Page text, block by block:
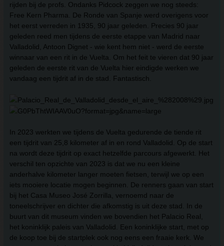
rijden bij de profs. Ondanks Pidcock zeggen we nog steeds:
Free Kern Pharma. De Ronde van Spanje werd overigens voor
het eerst verreden in 1935, 90 jaar geleden. Precies 90 jaar
geleden reed men tijdens de eerste etappe van Madrid naar
Valladolid, Antoon Dignet - wie kent hem niet - werd de eerste
winnaar van een rit in de Vuelta. Om het feit te vieren dat 90 jaar
geleden de eerste rit van de Vuelta hier eindigde werken we
vandaag een tijdrit af in de stad. Fantastisch.
In 2023 werkten we tijdens de Vuelta gedurende de tiende rit
een tijdrit van 25,8 kilometer af in en rond Valladolid. Op de start
na wordt deze tijdrit op exact hetzelfde parcours afgewerkt. Het
verschil ten opzichte van 2023 is dat we nu een kleine
anderhalve kilometer langer moeten fietsen, terwijl we op een
iets mooiere locatie mogen beginnen. De renners gaan van start
bij het Casa Museo José Zorrilla, vernoemd naar de
toneelschrijver en dichter die afkomstig is uit deze stad. In de
buurt van dit museum vinden we bovendien het Palacio Real,
het koninklijk paleis van Valladolid. Een koninklijke start, met op
de koop toe bij de startplek ook nog eens een fraaie kerk. We